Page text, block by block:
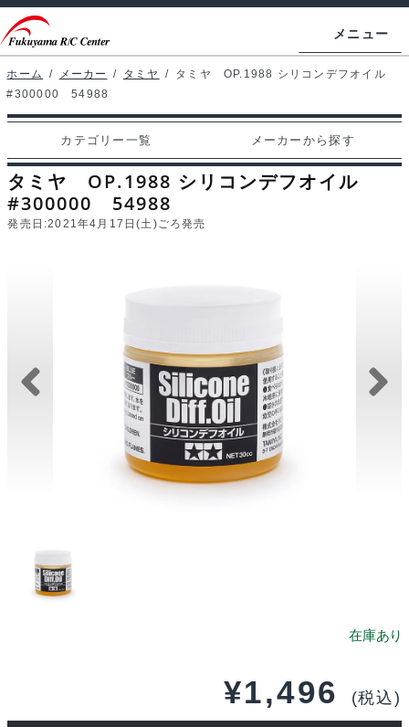
ビ
ゲ
ー
シ
ン
へ
ス
ン
テ
ン
ツ
ス
キ
ッ
メニュー
ホームページ
マイアカウント
カート
支払い
ブログ
ホーム / メーカー / タミヤ / タミヤ OP.1988 シリコンデフオイル
#300000 54988
カテゴリー一覧 メーカーから探す
タミヤ OP.1988 シリコンデフオイル
#300000 54988
発売日:2021年4月17日(土)ごろ発売
¥1,496 (税込)